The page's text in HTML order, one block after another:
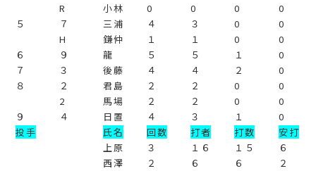
R
小林 0 0 0
0
５
７ 三浦 ４ ３ 0
0
H
鎌仲 １ １ 0
0
６
９ 龍 ５ ５ １
0
７
３ 後藤 ４ ４ ２
0
８
２ 君島 ２ ２ 0
0
2
馬場 ２ ２ 0
0
９
４ 日置 ４ ３ １
0
投手
氏名 回数 打者 打数
安打
上原
３ １６ １５
６
西澤
２ ６ ６
２